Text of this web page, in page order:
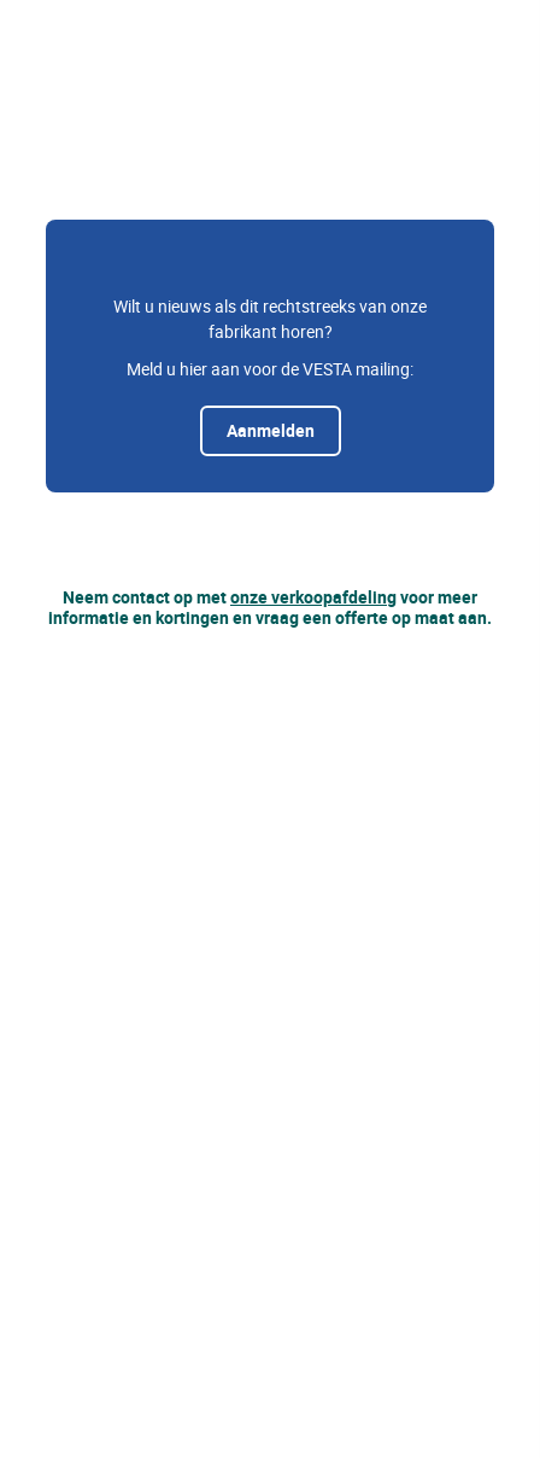
Wilt u nieuws als dit rechtstreeks van onze
fabrikant horen?
Meld u hier aan voor de VESTA mailing:
Aanmelden
Neem contact op metonze verkoopafdelingvoor meer
informatie en kortingen en vraag een offerte op maat aan.